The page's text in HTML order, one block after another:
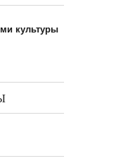
культуры